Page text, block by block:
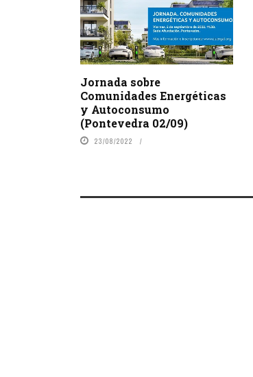
Jornada sobre
Comunidades Energéticas
y Autoconsumo
(Pontevedra 02/09)
23/08/2022